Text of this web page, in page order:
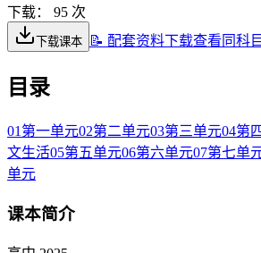
下载：
95 次
下载课本 📝 配套资料下载查看同科
目录
01 第一单元02第二单元03第三单元04第
文生活05第五单元06第六单元07第七单
单元
课本简介